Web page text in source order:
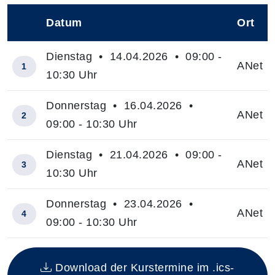
Insgesamt gibt es 4 Termine zum diesen Kurs
Datum Ort
1
Dienstag • 14.04.2026 • 09:00 -
10:30 Uhr
ANet
2
Donnerstag • 16.04.2026 •
09:00 - 10:30 Uhr
ANet
3
Dienstag • 21.04.2026 • 09:00 -
10:30 Uhr
ANet
4
Donnerstag • 23.04.2026 •
09:00 - 10:30 Uhr
ANet
Download der Kurstermine im .ics-